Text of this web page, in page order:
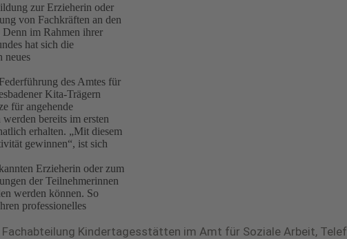
zur Erzieherin oder
von Fachkräften an den
im Rahmen ihrer
hat sich die
neues
des Amtes für
Kita-Trägern
für angehende
bereits im ersten
erhalten. „Mit diesem
gewinnen“, ist sich
Erzieherin oder zum
der Teilnehmerinnen
werden können. So
professionelles
Kindertagesstätten im Amt für Soziale Arbeit,